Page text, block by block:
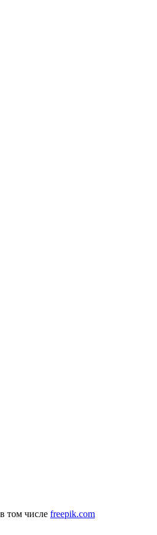
том числе freepik.com